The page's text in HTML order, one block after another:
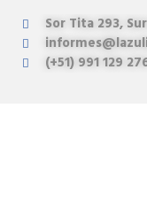
Sor Tita 293,
(+51) 991 129